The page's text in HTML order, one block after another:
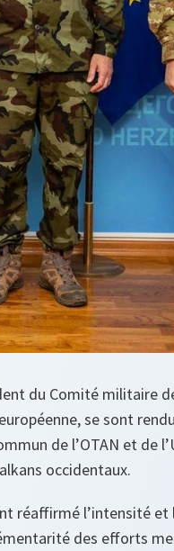
du Comité militaire
se sont
de l’OTAN et de
occidentaux.
réaffirmé l’intensité et
des efforts